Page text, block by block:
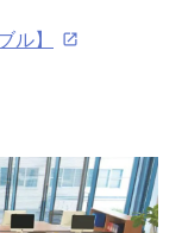
ル】